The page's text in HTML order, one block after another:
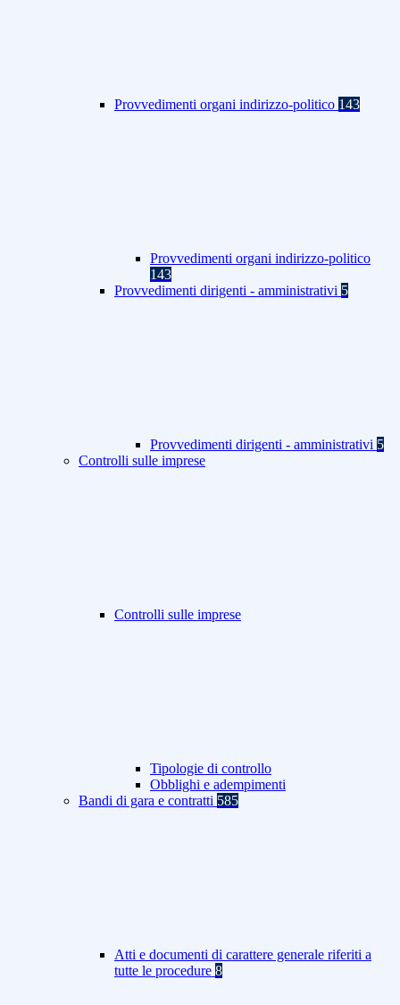
Provvedimenti organi indirizzo-politico 143
Provvedimenti organi indirizzo-politico
143
Provvedimenti dirigenti - amministrativi 5
Provvedimenti dirigenti - amministrativi 5
Controlli sulle imprese
Controlli sulle imprese
Tipologie di controllo
Obblighi e adempimenti
Bandi di gara e contratti 585
Atti e documenti di carattere generale riferiti a
tutte le procedure 8